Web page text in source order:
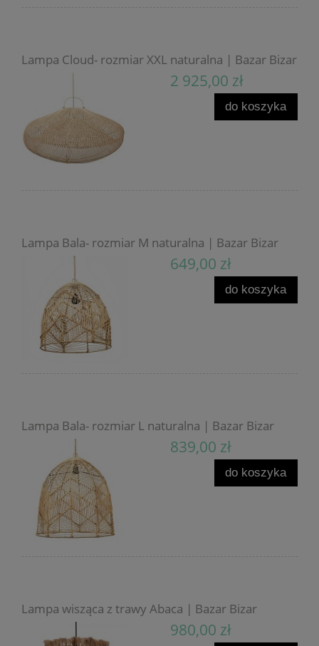
Lampa Cloud- rozmiar XXL naturalna | Bazar Bizar
2 925,00 zł
do koszyka
Lampa Bala- rozmiar M naturalna | Bazar Bizar
649,00 zł
do koszyka
Lampa Bala- rozmiar L naturalna | Bazar Bizar
839,00 zł
do koszyka
Lampa wisząca z trawy Abaca | Bazar Bizar
980,00 zł